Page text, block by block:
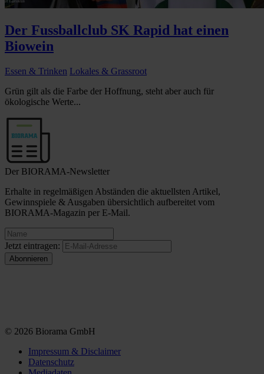
Der Fussballclub SK Rapid hat einen
Biowein
Essen & Trinken Lokales & Grassroot
Grün gilt als die Farbe der Hoffnung, steht aber auch für
ökologische Werte...
Der BIORAMA-Newsletter
Erhalte in regelmäßigen Abständen die aktuellsten Artikel,
Gewinnspiele & Ausgaben übersichtlich aufbereitet vom
BIORAMA-Magazin per E-Mail.
Jetzt eintragen:
© 2026 Biorama GmbH
Impressum & Disclaimer
Datenschutz